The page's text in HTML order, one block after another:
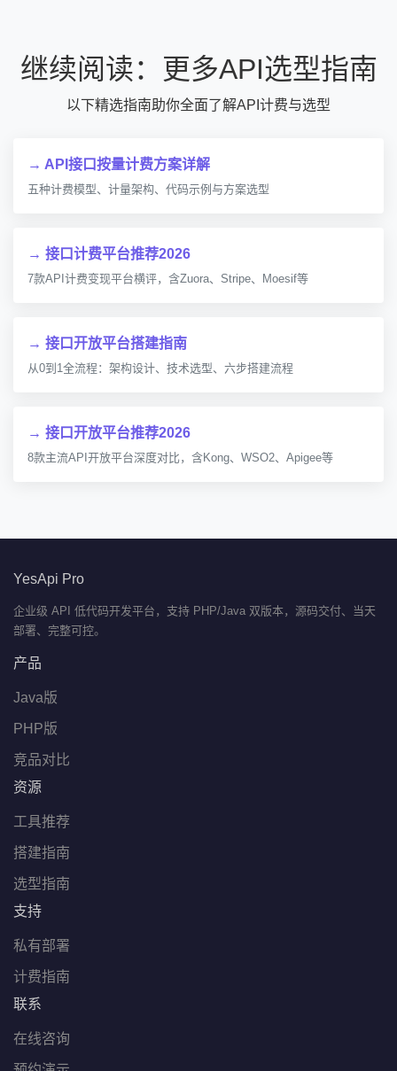
继续阅读：更多API选型指南
以下精选指南助你全面了解API计费与选型
→ API接口按量计费方案详解
五种计费模型、计量架构、代码示例与方案选型
→ 接口计费平台推荐2026
7款API计费变现平台横评，含Zuora、Stripe、Moesif等
→ 接口开放平台搭建指南
从0到1全流程：架构设计、技术选型、六步搭建流程
→ 接口开放平台推荐2026
8款主流API开放平台深度对比，含Kong、WSO2、Apigee等
YesApi Pro
企业级 API 低代码开发平台，支持 PHP/Java 双版本，源码交付、当天
部署、完整可控。
产品
Java版
PHP版
竞品对比
资源
工具推荐
搭建指南
选型指南
支持
私有部署
计费指南
联系
在线咨询